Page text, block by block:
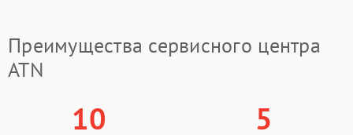
Преимущества сервисного центра
ATN
10 5